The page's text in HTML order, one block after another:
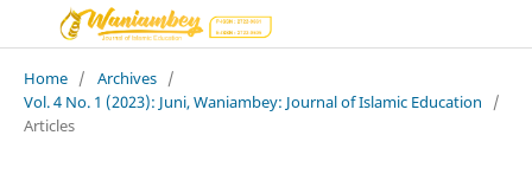
Home / Archives /
Vol. 4 No. 1 (2023): Juni, Waniambey: Journal of Islamic Education
/
Articles